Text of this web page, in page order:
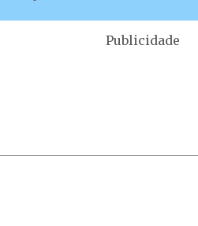
Publicidade